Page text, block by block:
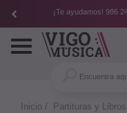
¡Te ayudamos! 986
Toggle
navigation
Inicio Partituras y